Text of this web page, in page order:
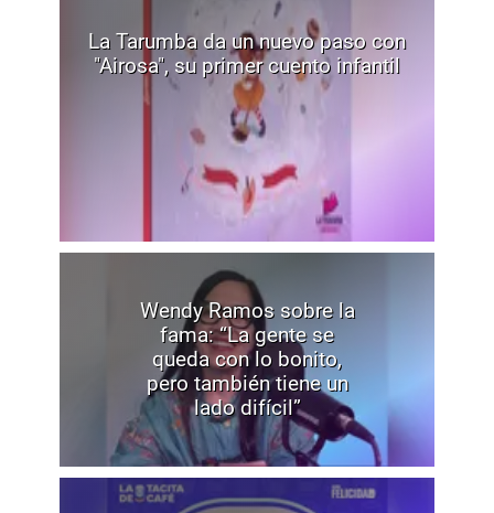
La Tarumba da un nuevo paso con
"Airosa", su primer cuento infantil
Wendy Ramos sobre la
fama: “La gente se
queda con lo bonito,
pero también tiene un
lado difícil”